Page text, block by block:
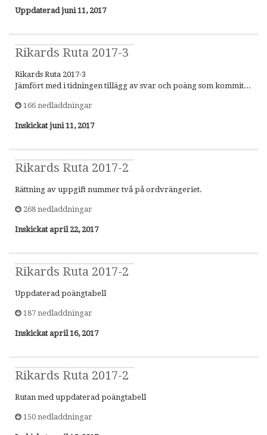
Uppdateradjuni 11, 2017
Rikards Ruta 2017-3
Rikards Ruta 2017-3
Jämfört med i tidningen tillägg av svar och poäng som kommit...
166 nedladdningar
Inskickatjuni 11, 2017
Rikards Ruta 2017-2
Rättning av uppgift nummer två på ordvrängeriet.
268 nedladdningar
Inskickatapril 22, 2017
Rikards Ruta 2017-2
Uppdaterad poängtabell
187 nedladdningar
Inskickatapril 16, 2017
Rikards Ruta 2017-2
Rutan med uppdaterad poängtabell
150 nedladdningar